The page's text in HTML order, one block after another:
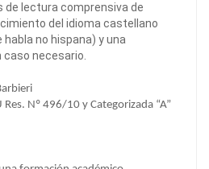
de lectura comprensiva de
del idioma castellano
no hispana) y una
necesario.
Nº 496/10 y Categorizada “A”